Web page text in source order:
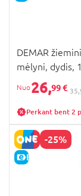
DEMAR
mėlyni, dydis,
26,99 €
Perkant bent 2
-25%
E-KAINA